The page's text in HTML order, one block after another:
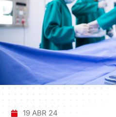
19 ABR 24